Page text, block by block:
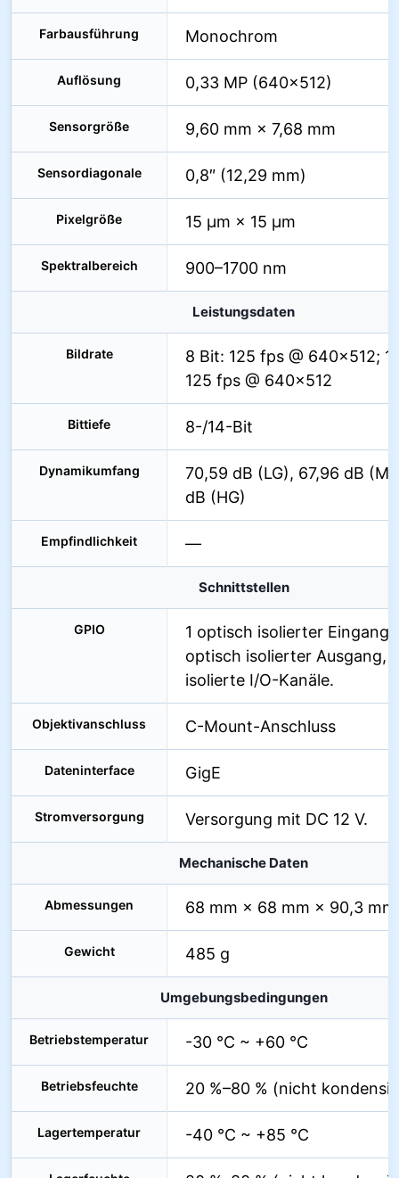
Farbausführung Monochrom
Auflösung 0,33 MP (640×512)
Sensorgröße 9,60 mm × 7,68 mm
Sensordiagonale 0,8″ (12,29 mm)
Pixelgröße 15 µm × 15 µm
Spektralbereich 900–1700 nm
Leistungsdaten
Bildrate
8 Bit: 125 fps @ 640×512;
125 fps @ 640×512
Bittiefe 8-/14-Bit
Dynamikumfang
70,59 dB (LG), 67,96 dB
dB (HG)
Empfindlichkeit —
Schnittstellen
GPIO
1 optisch isolierter Eingang,
optisch isolierter Ausgang,
isolierte I/O-Kanäle.
Objektivanschluss C-Mount-Anschluss
Dateninterface GigE
Stromversorgung Versorgung mit DC 12 V.
Mechanische Daten
Abmessungen 68 mm × 68 mm × 90,3 mm
Gewicht 485 g
Umgebungsbedingungen
Betriebstemperatur -30 °C ~ +60 °C
Betriebsfeuchte 20 %–80 % (nicht
Lagertemperatur -40 °C ~ +85 °C